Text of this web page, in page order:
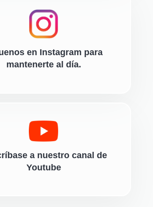
en Instagram para
mantenerte al día.
a nuestro canal de
Youtube